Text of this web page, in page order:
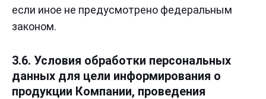
если иное не предусмотрено федеральным
законом.
3.6. Условия обработки персональных
данных для цели информирования о
продукции Компании, проведения